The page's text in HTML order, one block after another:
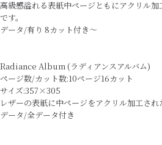
高級感溢れる表紙中ページともにアクリル加
です。
データ/有り 8カット付き～
Radiance Album (ラディアンスアルバム)
ページ数/カット数:10ページ16カット
サイズ:357×305
レザーの表紙に中ページをアクリル加工され
データ/全データ付き